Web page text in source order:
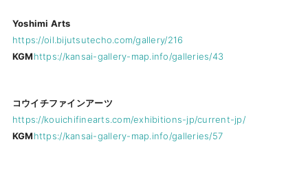
Yoshimi Arts
https://oil.bijutsutecho.com/gallery/216
KGMhttps://kansai-gallery-map.info/galleries/43
コウイチファインアーツ
https://kouichifinearts.com/exhibitions-jp/current-jp/
KGMhttps://kansai-gallery-map.info/galleries/57